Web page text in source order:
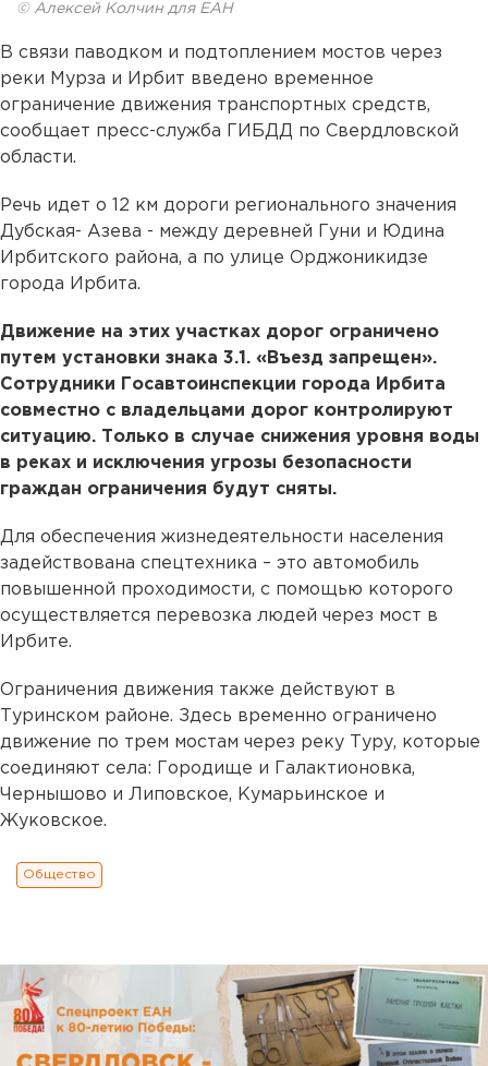
© Алексей Колчин для ЕАН
В связи паводком и подтоплением мостов через
реки Мурза и Ирбит введено временное
ограничение движения транспортных средств,
сообщает пресс-служба ГИБДД по Свердловской
области.
Речь идет о 12 км дороги регионального значения
Дубская- Азева - между деревней Гуни и Юдина
Ирбитского района, а по улице Орджоникидзе
города Ирбита.
Движение на этих участках дорог ограничено
путем установки знака 3.1. «Въезд запрещен».
Сотрудники Госавтоинспекции города Ирбита
совместно с владельцами дорог контролируют
ситуацию. Только в случае снижения уровня воды
в реках и исключения угрозы безопасности
граждан ограничения будут сняты.
Для обеспечения жизнедеятельности населения
задействована спецтехника – это автомобиль
повышенной проходимости, с помощью которого
осуществляется перевозка людей через мост в
Ирбите.
Ограничения движения также действуют в
Туринском районе. Здесь временно ограничено
движение по трем мостам через реку Туру, которые
соединяют села: Городище и Галактионовка,
Чернышово и Липовское, Кумарьинское и
Жуковское.
Общество